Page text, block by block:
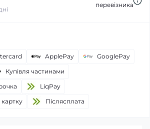
перевізника
ApplePay
GooglePay
Купівля частинами
LiqPay
Пiслясплата